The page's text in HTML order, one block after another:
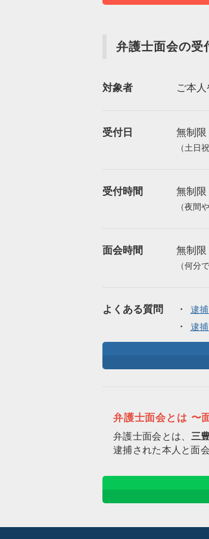
弁護士面会の受
対象者 ご本
受付日 無制限
（土日
受付時間 無制限
（夜間
面会時間 無制限
（何分
よくある質問
逮
逮
弁護士面会とは 〜
弁護士面会とは、 三
逮捕された本人と面